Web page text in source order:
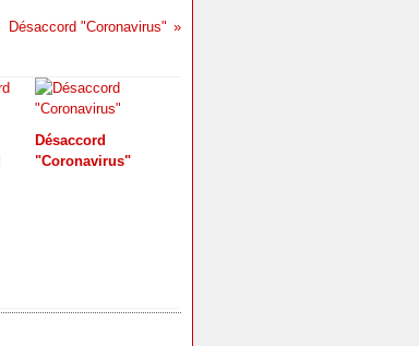
Désaccord "Coronavirus"
Désaccord
"Coronavirus"